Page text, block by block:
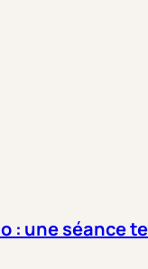
: une séance